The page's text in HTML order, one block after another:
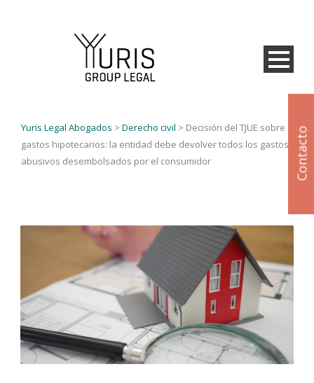
Yuris Legal Abogados > Derecho civil > Decisión del TJUE sobre
gastos hipotecarios: la entidad debe devolver todos los gastos
abusivos desembolsados por el consumidor
Contacto